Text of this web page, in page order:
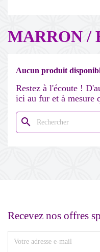
MARRON /
Aucun produit
Restez à l'écoute !
ici au fur et à mesure
search
Recevez nos offres